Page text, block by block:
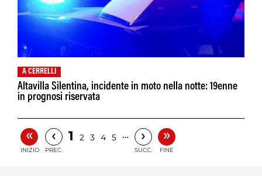
A CERRELLI
Altavilla Silentina, incidente in moto nella notte: 19enne
in prognosi riservata
«
INIZIO
‹
PREC.
1 2 3 4 5 … ›
SUCC.
»
FINE